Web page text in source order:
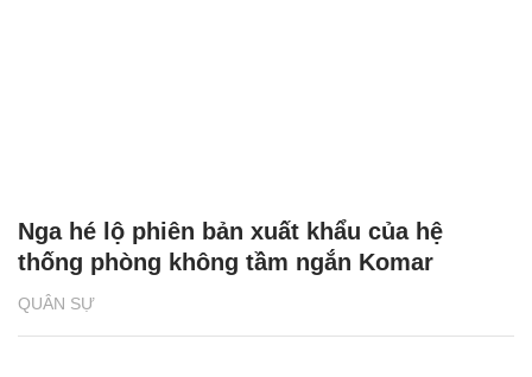
QUÂN SỰ
Nga hé lộ phiên bản xuất khẩu của hệ
thống phòng không tầm ngắn Komar